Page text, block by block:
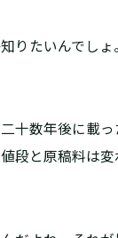
りたいんでしょ
十数年後に載っ
段と原稿料は